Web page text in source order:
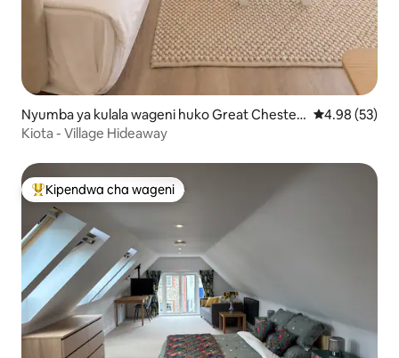
Nyumba ya kulala wageni huko Great Chester
ford
Ukadiriaji wa
4.98 (53)
Kiota - Village Hideaway
Kipendwa maarufu cha wageni
Kipendwa cha wageni